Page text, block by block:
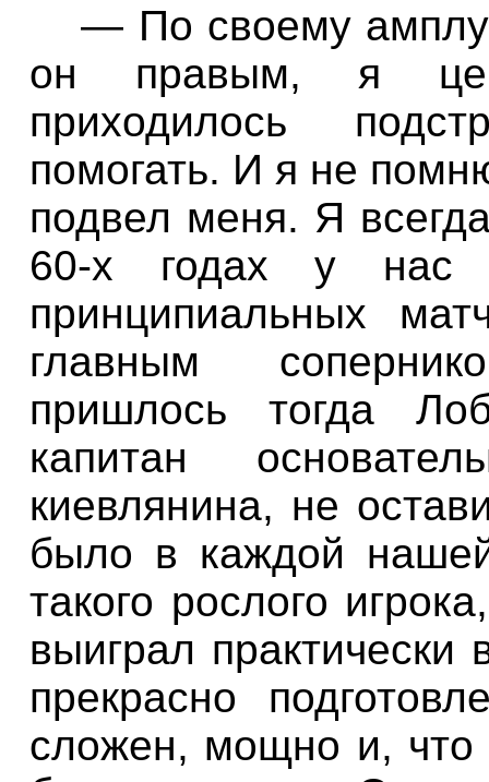
— По своему
он правым, я
приходилось
помогать. И я не
подвел меня. Я
60-х годах у
нас
принципиальных
главным
пришлось
тогда
капитан
киевлянина, не
было в каждой
такого рослого игрока
выиграл практически
прекрасно
сложен, мощно и, что